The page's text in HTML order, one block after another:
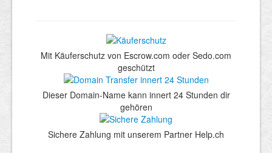
Mit Käuferschutz von Escrow.com oder Sedo.com
geschützt
Dieser Domain-Name kann innert 24 Stunden dir
gehören
Sichere Zahlung mit unserem Partner Help.ch